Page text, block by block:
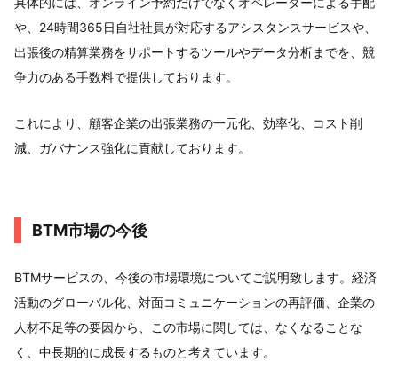
や、24時間365日自社社員が対応するアシスタンスサービスや、
出張後の精算業務をサポートするツールやデータ分析までを、競
争力のある手数料で提供しております。
これにより、顧客企業の出張業務の一元化、効率化、コスト削
減、ガバナンス強化に貢献しております。
BTM市場の今後
BTMサービスの、今後の市場環境についてご説明致します。経済
活動のグローバル化、対面コミュニケーションの再評価、企業の
人材不足等の要因から、この市場に関しては、なくなることな
く、中長期的に成長するものと考えています。